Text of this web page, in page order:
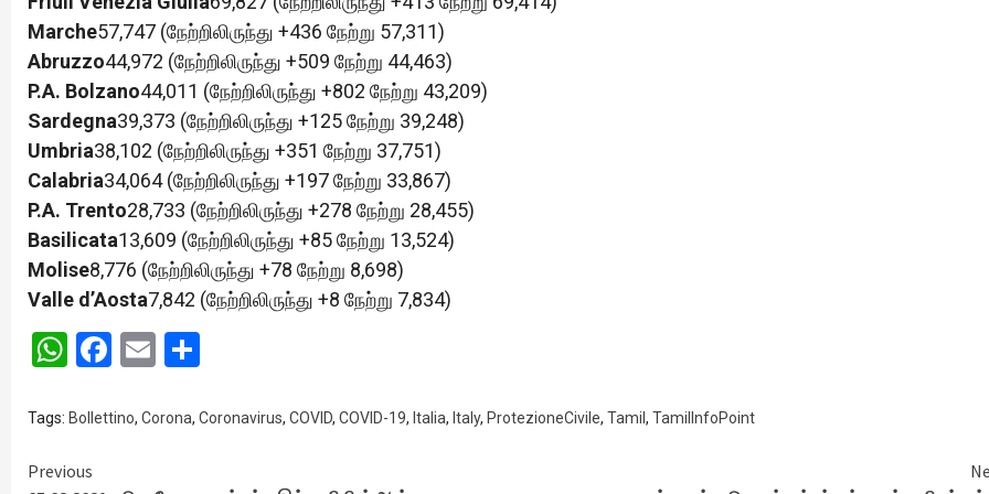
Marche57,747 (நேற்றிலிருந்து +436 நேற்று 57,311)
Abruzzo44,972 (நேற்றிலிருந்து +509 நேற்று 44,463)
P.A. Bolzano44,011 (நேற்றிலிருந்து +802 நேற்று 43,209)
Sardegna39,373 (நேற்றிலிருந்து +125 நேற்று 39,248)
Umbria38,102 (நேற்றிலிருந்து +351 நேற்று 37,751)
Calabria34,064 (நேற்றிலிருந்து +197 நேற்று 33,867)
P.A. Trento28,733 (நேற்றிலிருந்து +278 நேற்று 28,455)
Basilicata13,609 (நேற்றிலிருந்து +85 நேற்று 13,524)
Molise8,776 (நேற்றிலிருந்து +78 நேற்று 8,698)
Valle d’Aosta7,842 (நேற்றிலிருந்து +8 நேற்று 7,834)
WhatsApp
Facebook
Email
Tags: Bollettino, Corona, Coronavirus, COVID, COVID-19, Italia, Italy, ProtezioneCivile, Tamil , TamilInfoPoint
Continue
Previous